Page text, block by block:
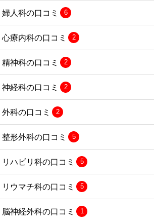
婦人科の口コミ 6
心療内科の口コミ 2
精神科の口コミ 2
神経科の口コミ 2
外科の口コミ 2
整形外科の口コミ 5
リハビリ科の口コミ 5
リウマチ科の口コミ 5
脳神経外科の口コミ 1